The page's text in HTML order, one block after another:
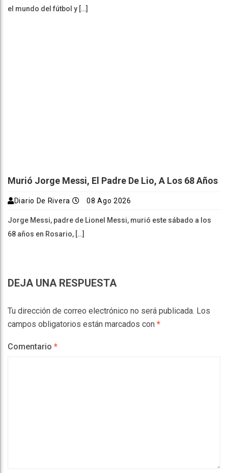
el mundo del fútbol y […]
Murió Jorge Messi, El Padre De Lio, A Los 68 Años
Diario De Rivera 08 Ago 2026
Jorge Messi, padre de Lionel Messi, murió este sábado a los
68 años en Rosario, […]
DEJA UNA RESPUESTA
Tu dirección de correo electrónico no será publicada. Los
campos obligatorios están marcados con *
Comentario *